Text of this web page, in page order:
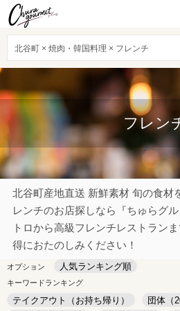
北谷町 × 焼肉・韓国料理 × フレンチ
フレン
北谷町産地直送 新鮮素材 旬の食材
レンチのお店探しなら『ちゅらグ
トロから高級フレンチレストラン
得におたのしみください！
オプション 人気ランキング順
キーワードランキング
テイクアウト（お持ち帰り）
団体（